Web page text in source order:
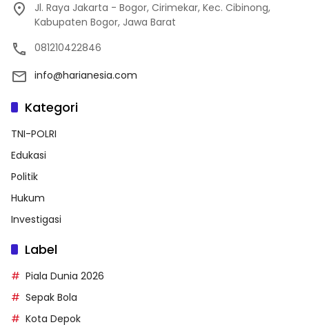
Jl. Raya Jakarta - Bogor, Cirimekar, Kec. Cibinong,
Kabupaten Bogor, Jawa Barat
081210422846
info@harianesia.com
Kategori
TNI-POLRI
Edukasi
Politik
Hukum
Investigasi
Label
Piala Dunia 2026
Sepak Bola
Kota Depok